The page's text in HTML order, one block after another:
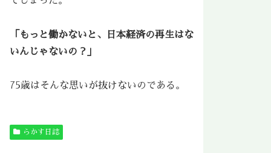
「もっと働かないと、日本経済の再生はな
いんじゃないの？」
75歳はそんな思いが抜けないのである。
らかす日誌